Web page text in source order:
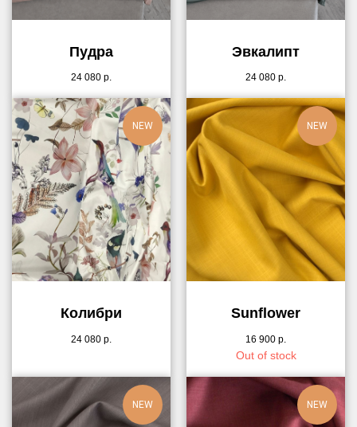
Пудра
24 080 р.
Эвкалипт
24 080 р.
NEW
Колибри
24 080 р.
NEW
Sunflower
16 900 р.
Out of stock
NEW NEW